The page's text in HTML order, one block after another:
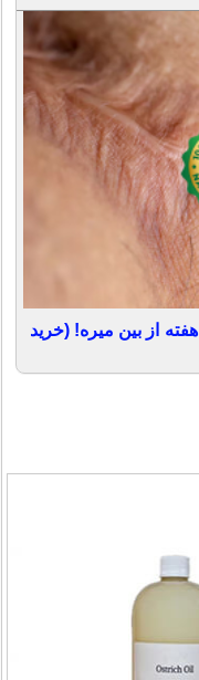
جای هر زخم و بخیه با این روش در 3 هفته از بین میره! (خرید